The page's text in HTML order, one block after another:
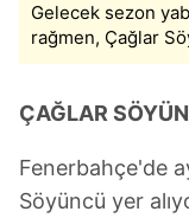
Gelecek sezon
rağmen, Çağlar
ÇAĞLAR
Fenerbahçe'de
Söyüncü yer